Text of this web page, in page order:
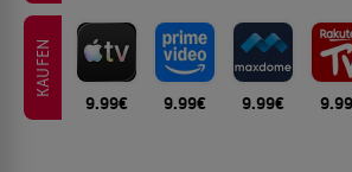
KAUFEN
9.99€ 9.99€ 9.99€